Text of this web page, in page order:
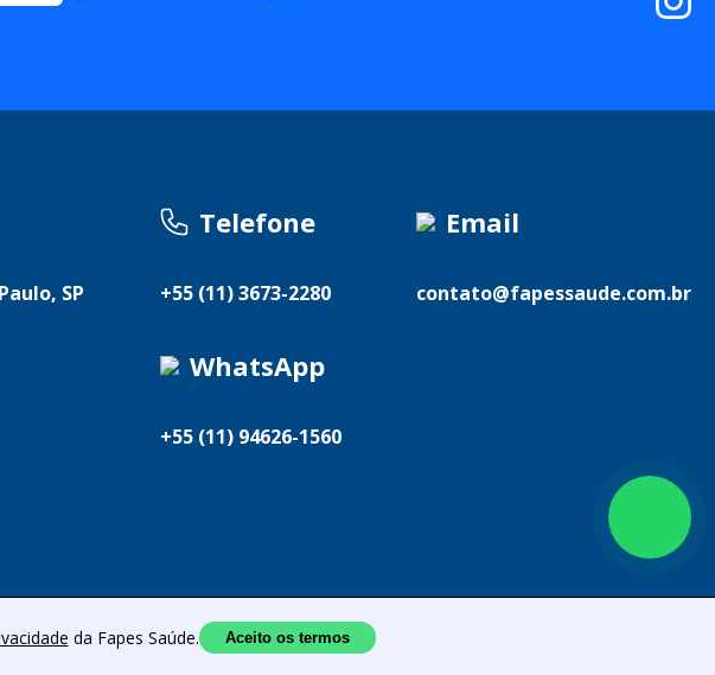
SP
Telefone
+55 (11) 3673-2280
WhatsApp
+55 (11) 94626-1560
Email
contato@fapessaude.com.br
@ EITODOS
da Fapes Saúde. Aceito os termos